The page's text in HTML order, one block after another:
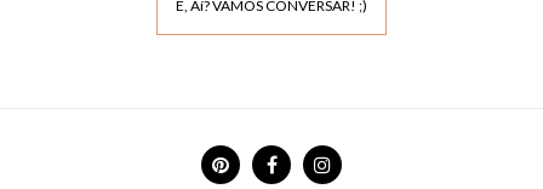
E, Aí? VAMOS CONVERSAR! ;)